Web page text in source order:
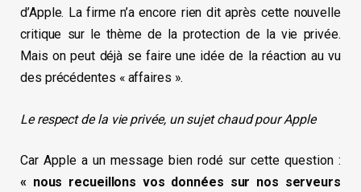
d’Apple. La firme n’a encore rien dit après cette nouvelle
critique sur le thème de la protection de la vie privée.
Mais on peut déjà se faire une idée de la réaction au vu
des précédentes « affaires ».
Le respect de la vie privée, un sujet chaud pour Apple
Car Apple a un message bien rodé sur cette question :
« nous recueillons vos données sur nos serveurs